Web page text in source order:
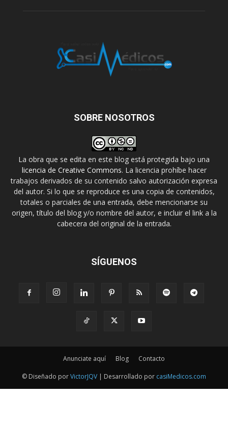
SOBRE NOSOTROS
La obra que se edita en este blog está protegida bajo una
licencia de Creative Commons. La licencia prohíbe hacer
trabajos derivados de su contenido salvo autorización expresa
del autor. Si lo que se reproduce es una copia de contenidos,
totales o parciales de una entrada, debe mencionarse su
origen, título del blog y/o nombre del autor, e incluir el link a la
cabecera del original de la entrada.
SÍGUENOS
Anunciate aquí Blog Contacto
© Diseñado porVictorJQV | Desarrollado por casiMedicos.com